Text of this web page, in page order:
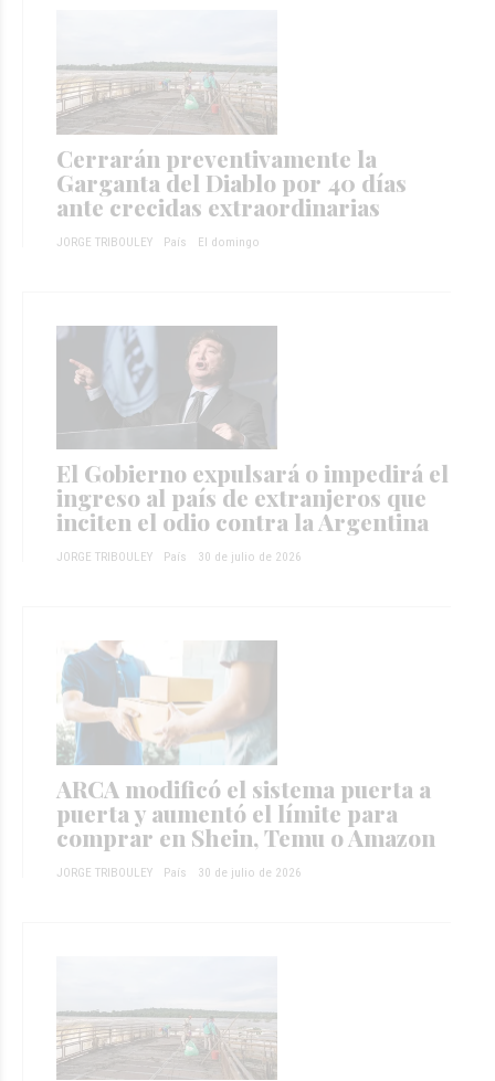
Cerrarán preventivamente la
Garganta del Diablo por 40 días
ante crecidas extraordinarias
JORGE TRIBOULEY País El domingo
El Gobierno expulsará o impedirá el
ingreso al país de extranjeros que
inciten el odio contra la Argentina
JORGE TRIBOULEY País 30 de julio de 2026
ARCA modificó el sistema puerta a
puerta y aumentó el límite para
comprar en Shein, Temu o Amazon
JORGE TRIBOULEY País 30 de julio de 2026